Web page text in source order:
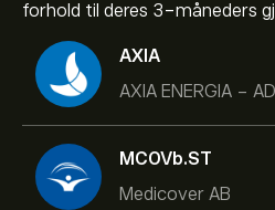
forhold til deres 3-måneders
AXIA
AXIA ENERGIA -
MCOVb.ST
Medicover AB